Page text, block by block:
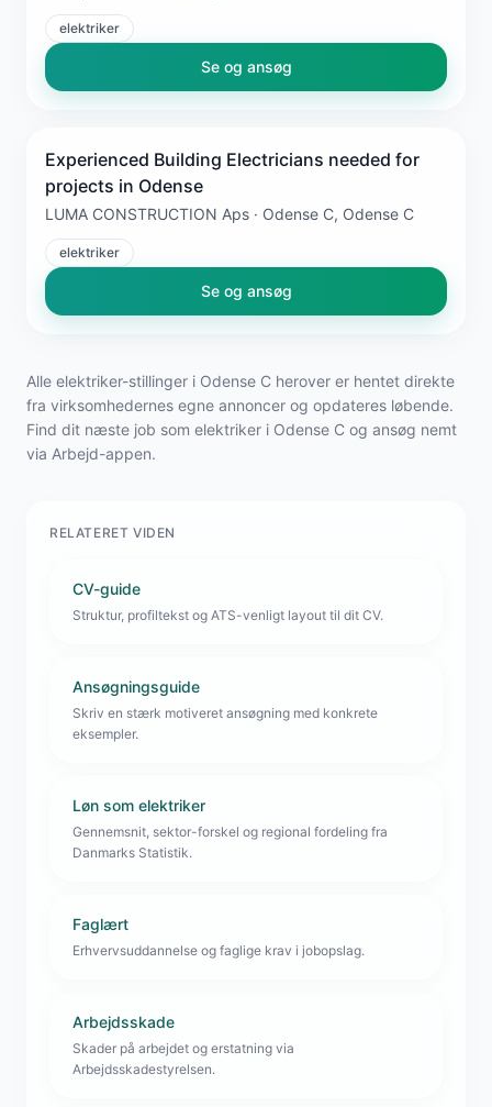
elektriker
Se og ansøg
Experienced Building Electricians needed for
projects in Odense
LUMA CONSTRUCTION Aps · Odense C, Odense C
elektriker
Se og ansøg
Alle elektriker-stillinger i Odense C herover er hentet direkte
fra virksomhedernes egne annoncer og opdateres løbende.
Find dit næste job som elektriker i Odense C og ansøg nemt
via Arbejd-appen.
RELATERET VIDEN
CV-guide
Struktur, profiltekst og ATS-venligt layout til dit CV.
Ansøgningsguide
Skriv en stærk motiveret ansøgning med konkrete
eksempler.
Løn som elektriker
Gennemsnit, sektor-forskel og regional fordeling fra
Danmarks Statistik.
Faglært
Erhvervsuddannelse og faglige krav i jobopslag.
Arbejdsskade
Skader på arbejdet og erstatning via
Arbejdsskadestyrelsen.